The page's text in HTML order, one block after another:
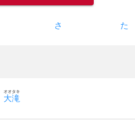
さ た
大滝
オオタキ